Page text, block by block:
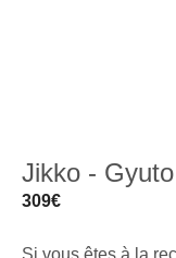
Jikko -
309€
Si vous êtes à la